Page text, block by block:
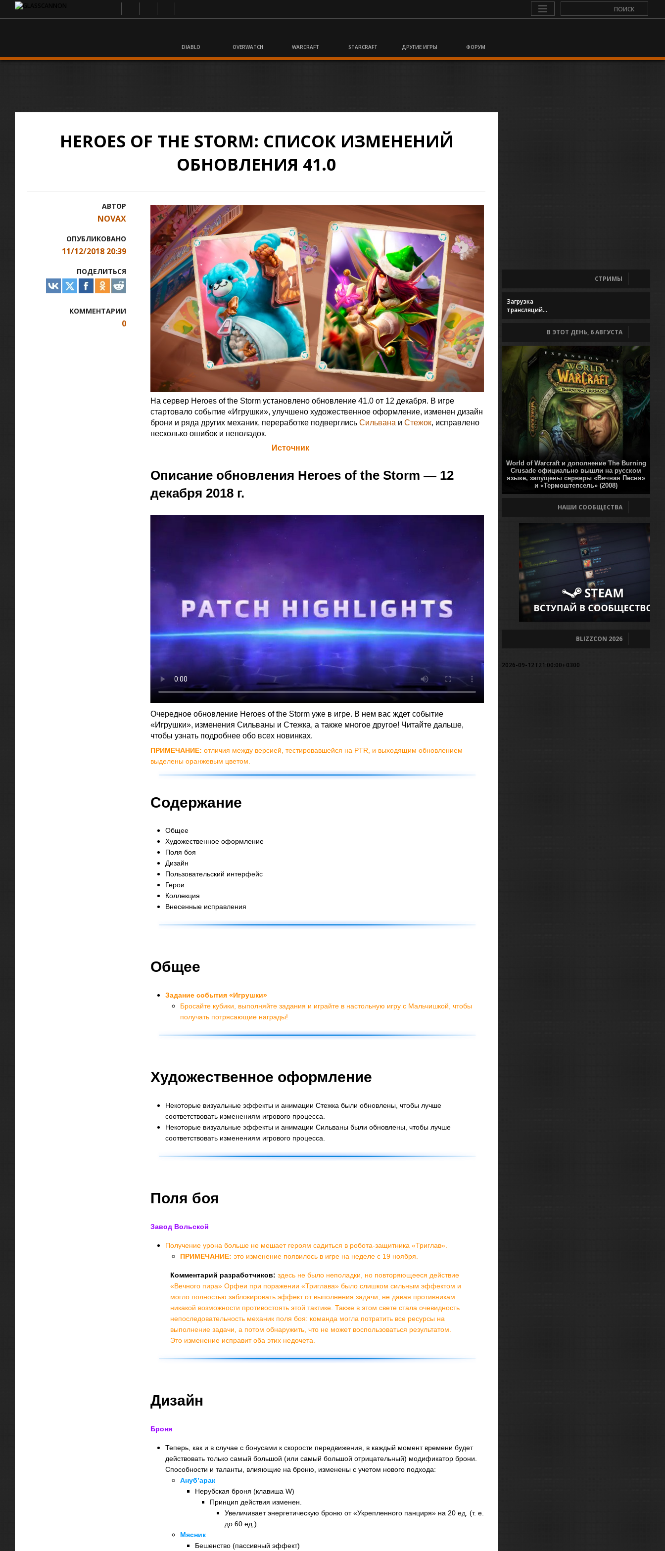
DIABLO OVERWATCH WARCRAFT STARCRAFT ДРУГИЕ ИГРЫ ФОРУМ
HEROES OF THE STORM: СПИСОК ИЗМЕНЕНИЙ
ОБНОВЛЕНИЯ 41.0
АВТОР
NOVAX
ОПУБЛИКОВАНО
11/12/2018 20:39
ПОДЕЛИТЬСЯ
КОММЕНТАРИИ
0
На сервер Heroes of the Storm установлено обновление 41.0 от 12 декабря. В игре
стартовало событие «Игрушки», улучшено художественное оформление, изменен дизайн
брони и ряда других механик, переработке подверглись Сильвана и Стежок, исправлено
несколько ошибок и неполадок.
Источник
Описание обновления Heroes of the Storm — 12
декабря 2018 г.
Очередное обновление Heroes of the Storm уже в игре. В нем вас ждет событие
«Игрушки», изменения Сильваны и Стежка, а также многое другое! Читайте дальше,
чтобы узнать подробнее обо всех новинках.
ПРИМЕЧАНИЕ: отличия между версией, тестировавшейся на PTR, и выходящим обновлением
выделены оранжевым цветом.
Содержание
Общее
Художественное оформление
Поля боя
Дизайн
Пользовательский интерфейс
Герои
Коллекция
Внесенные исправления
Общее
Задание события «Игрушки»
Бросайте кубики, выполняйте задания и играйте в настольную игру с Мальчишкой, чтобы
получать потрясающие награды!
Художественное оформление
Некоторые визуальные эффекты и анимации Стежка были обновлены, чтобы лучше
соответствовать изменениям игрового процесса.
Некоторые визуальные эффекты и анимации Сильваны были обновлены, чтобы лучше
соответствовать изменениям игрового процесса.
Поля боя
Завод Вольской
Получение урона больше не мешает героям садиться в робота-защитника «Триглав».
ПРИМЕЧАНИЕ: это изменение появилось в игре на неделе с 19 ноября.
Комментарий разработчиков: здесь не было неполадки, но повторяющееся действие
«Вечного пира» Орфеи при поражении «Триглава» было слишком сильным эффектом и
могло полностью заблокировать эффект от выполнения задачи, не давая противникам
никакой возможности противостоять этой тактике. Также в этом свете стала очевидность
непоследовательность механик поля боя: команда могла потратить все ресурсы на
выполнение задачи, а потом обнаружить, что не может воспользоваться результатом.
Это изменение исправит оба этих недочета.
Дизайн
Броня
Теперь, как и в случае с бонусами к скорости передвижения, в каждый момент времени будет
действовать только самый большой (или самый большой отрицательный) модификатор брони.
Способности и таланты, влияющие на броню, изменены с учетом нового подхода:
Ануб’арак
Нерубская броня (клавиша W)
Принцип действия изменен.
Увеличивает энергетическую броню от «Укрепленного панциря» на 20 ед. (т. е.
до 60 ед.).
Мясник
Бешенство (пассивный эффект)
СТРИМЫ
Загрузка
трансляций...
В ЭТОТ ДЕНЬ, 6 АВГУСТА
World of Warcraft и дополнение The Burning
Crusade официально вышли на русском
языке, запущены серверы «Вечная Песня»
и «Термоштепсель» (2008)
НАШИ СООБЩЕСТВА
BLIZZCON 2026
2026-09-12T21:00:00+0300